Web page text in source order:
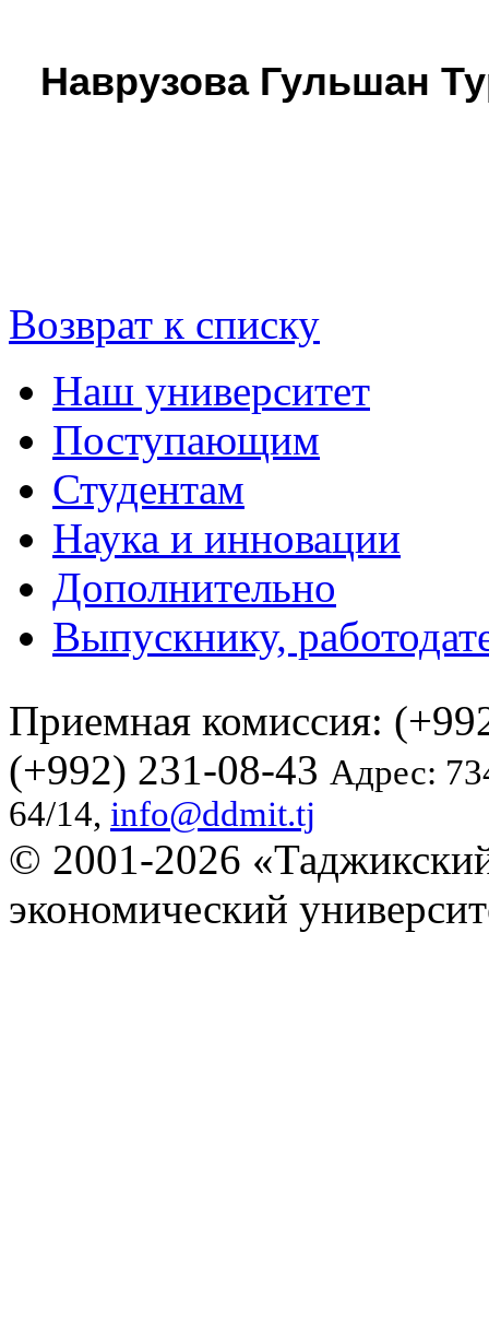
Наврузова Гульшан
Возврат к списку
Наш университет
Поступающим
Студентам
Наука и инновации
Дополнительно
Выпускнику,
Приемная комиссия:
(+992) 231-08-43 Адрес:
64/14, info@ddmit.tj
© 2001-2026
экономический